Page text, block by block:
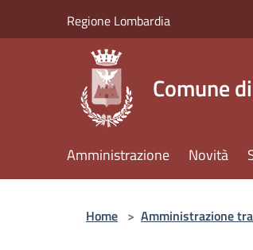
Regione Lombardia
Comune
Amministrazione Novità
Home > Amministrazione